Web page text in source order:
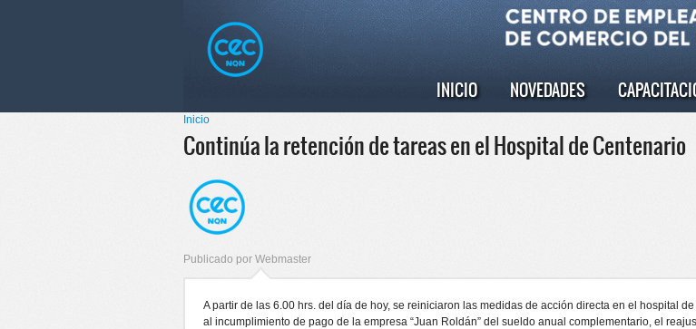
principal
Menú principal
INICIO NOVEDADES
Se encuentra usted aquí
Inicio
Continúa la retención de tareas en el Hospital de Centenario
Publicado por Webmaster
A partir de las 6.00 hrs. del día de hoy, se reiniciaron las medidas de acción directa en el hospital
al incumplimiento de pago de la empresa “Juan Roldán” del sueldo anual complementario, el